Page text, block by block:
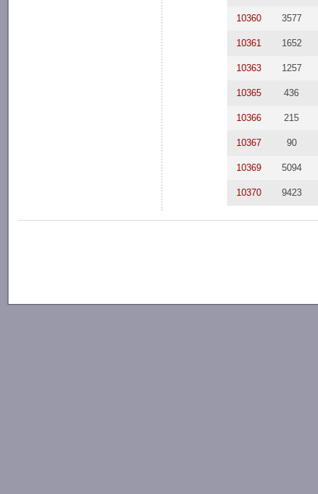
10360 3577
10361 1652
10363 1257
10365 436
10366 215
10367 90
10369 5094
10370 9423